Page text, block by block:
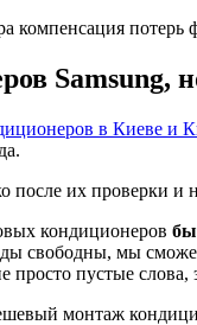
компенсация потерь
Samsung,
в Киеве и
после их проверки
кондиционеров
свободны, мы
пустые
монтаж